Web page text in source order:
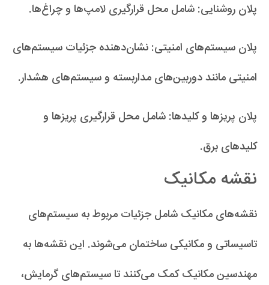
پلان روشنایی: شامل محل قرارگیری لامپ‌ها و چراغ‌ها.
پلان سیستم‌های امنیتی: نشان‌دهنده جزئیات سیستم‌های
امنیتی مانند دوربین‌های مداربسته و سیستم‌های هشدار.
پلان پریزها و کلیدها: شامل محل قرارگیری پریزها و
کلیدهای برق.
نقشه مکانیک
نقشه‌های مکانیک شامل جزئیات مربوط به سیستم‌های
تاسیساتی و مکانیکی ساختمان می‌شوند. این نقشه‌ها به
مهندسین مکانیک کمک می‌کنند تا سیستم‌های گرمایش،